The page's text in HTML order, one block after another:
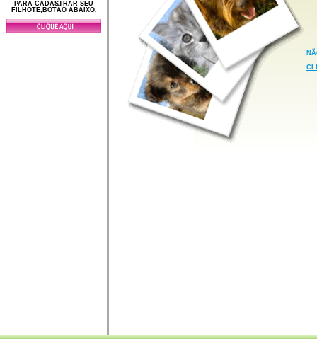
PARA CADASTRAR SEU
FILHOTE,BOTÃO ABAIXO.